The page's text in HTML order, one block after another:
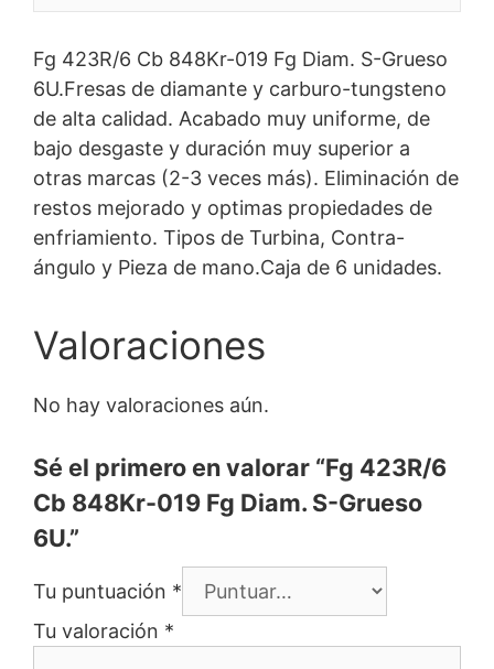
Fg 423R/6 Cb 848Kr-019 Fg Diam. S-Grueso
6U.Fresas de diamante y carburo-tungsteno
de alta calidad. Acabado muy uniforme, de
bajo desgaste y duración muy superior a
otras marcas (2-3 veces más). Eliminación de
restos mejorado y optimas propiedades de
enfriamiento. Tipos de Turbina, Contra-
ángulo y Pieza de mano.Caja de 6 unidades.
Valoraciones
No hay valoraciones aún.
Sé el primero en valorar “Fg 423R/6
Cb 848Kr-019 Fg Diam. S-Grueso
6U.”
Tu puntuación *
Tu valoración *